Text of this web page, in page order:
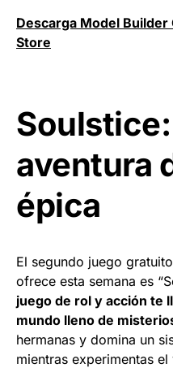
Descarga Model Builder
Store
aventura
épica
El segundo juego
ofrece esta semana es
juego de rol y acción te
mundo lleno de
hermanas y domina un
mientras experimentas